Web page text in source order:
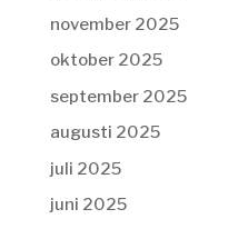
november 2025
oktober 2025
september 2025
augusti 2025
juli 2025
juni 2025